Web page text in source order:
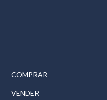
COMPRAR
VENDER